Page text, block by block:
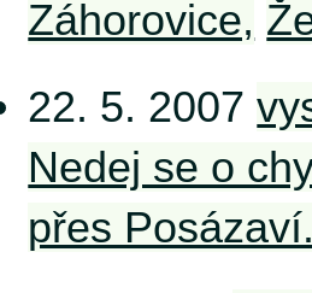
Záhorovice,
22. 5. 2007
Nedej se o
přes